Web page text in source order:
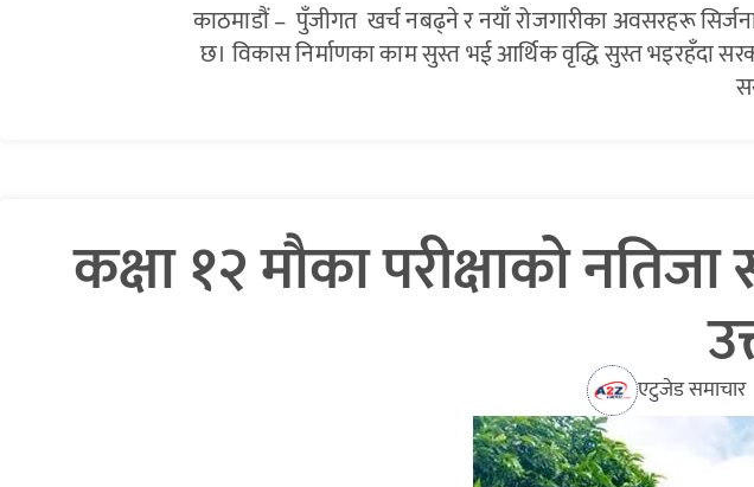
काठमाडौं – पुँजीगत खर्च नबढ्ने र नयाँ रोजगारीका अवसरहरू
छ। विकास निर्माणका काम सुस्त भई आर्थिक वृद्धि सुस्त भइरहँदा
कक्षा १२ मौका परीक्षाको नतिजा
एटुजेड समाचार